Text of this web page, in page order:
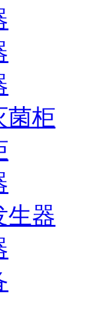
菌柜
生器